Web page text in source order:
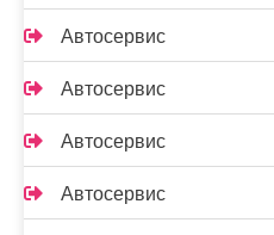
Автосервис
Автосервис
Автосервис
Автосервис